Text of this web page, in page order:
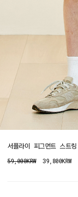
서플라이 피그먼트 스
59,000KRW 39,800KRW